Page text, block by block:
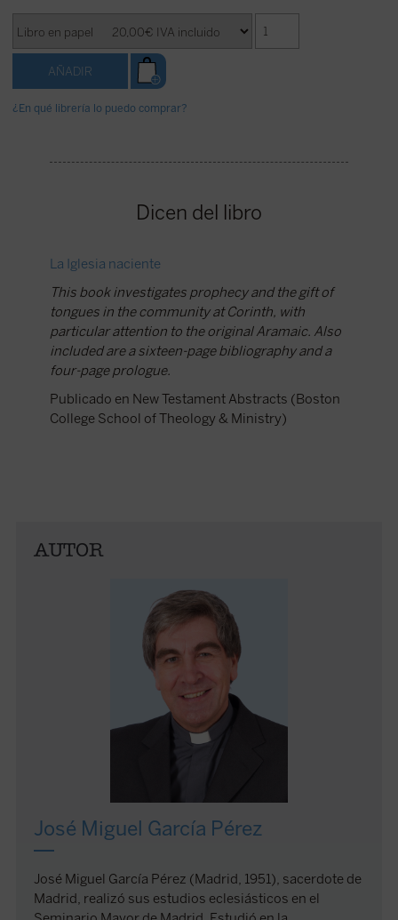
¿En qué librería lo puedo comprar?
Dicen del libro
La Iglesia naciente
This book investigates prophecy and the gift of
tongues in the community at Corinth, with
particular attention to the original Aramaic. Also
included are a sixteen-page bibliography and a
four-page prologue.
Publicado en New Testament Abstracts (Boston
College School of Theology & Ministry)
AUTOR
José Miguel García Pérez
José Miguel García Pérez (Madrid, 1951), sacerdote de
Madrid, realizó sus estudios eclesiásticos en el